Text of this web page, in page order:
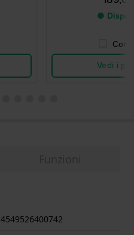
●
Vedi i
4549526400742